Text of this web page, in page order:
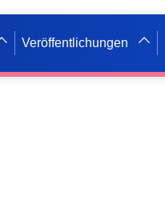
Veröffentlichungen